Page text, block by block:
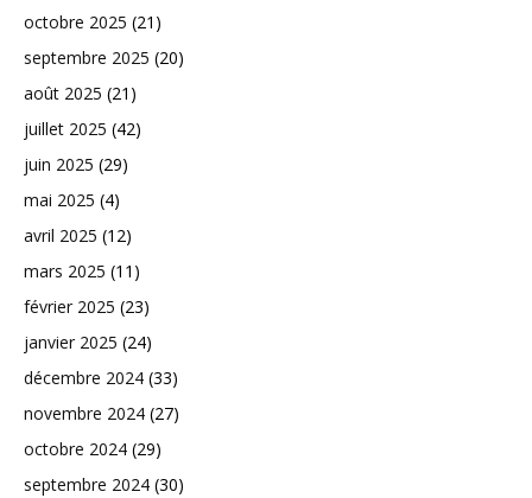
octobre 2025 (21)
septembre 2025 (20)
août 2025 (21)
juillet 2025 (42)
juin 2025 (29)
mai 2025 (4)
avril 2025 (12)
mars 2025 (11)
février 2025 (23)
janvier 2025 (24)
décembre 2024 (33)
novembre 2024 (27)
octobre 2024 (29)
septembre 2024 (30)